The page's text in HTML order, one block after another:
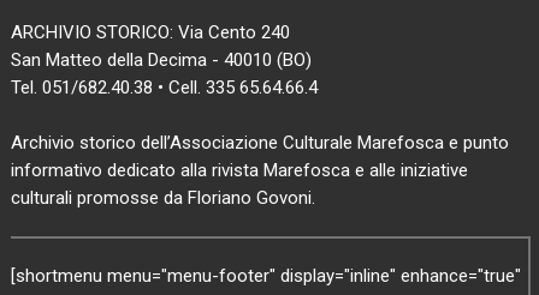
ARCHIVIO STORICO: Via Cento 240
San Matteo della Decima - 40010 (BO)
Tel. 051/682.40.38 • Cell. 335 65.64.66.4
Archivio storico dell’Associazione Culturale Marefosca e punto
informativo dedicato alla rivista Marefosca e alle iniziative
culturali promosse da Floriano Govoni.
[shortmenu menu="menu-footer" display="inline" enhance="true"